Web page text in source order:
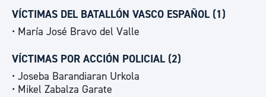
VÍCTIMAS DEL BATALLÓN VASCO ESPAÑOL (1)
• María José Bravo del Valle
VÍCTIMAS POR ACCIÓN POLICIAL (2)
• Joseba Barandiaran Urkola
• Mikel Zabalza Garate